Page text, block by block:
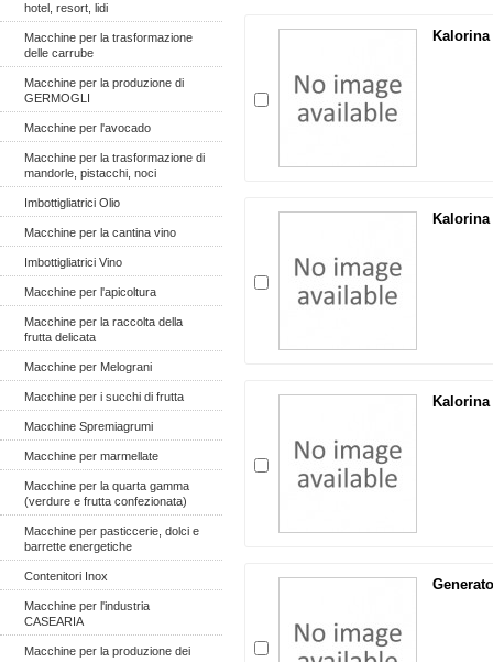
hotel, resort, lidi
Macchine per la trasformazione
delle carrube
Macchine per la produzione di
GERMOGLI
Macchine per l'avocado
Macchine per la trasformazione di
mandorle, pistacchi, noci
Imbottigliatrici Olio
Macchine per la cantina vino
Imbottigliatrici Vino
Macchine per l'apicoltura
Macchine per la raccolta della
frutta delicata
Macchine per Melograni
Macchine per i succhi di frutta
Macchine Spremiagrumi
Macchine per marmellate
Macchine per la quarta gamma
(verdure e frutta confezionata)
Macchine per pasticcerie, dolci e
barrette energetiche
Contenitori Inox
Macchine per l'industria
CASEARIA
Macchine per la produzione dei
Kalorina
Kalorina
Kalorina